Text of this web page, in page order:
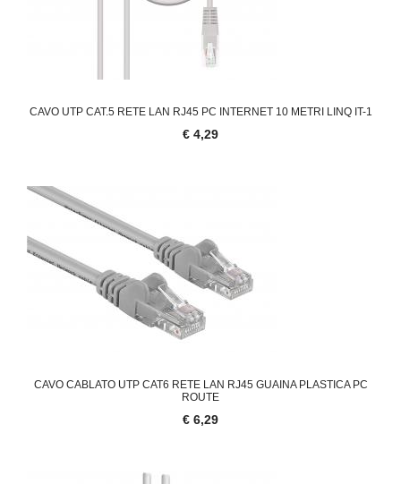
CAVO UTP CAT.5 RETE LAN RJ45 PC INTERNET 10 METRI LINQ IT-1
€ 4,29
CAVO CABLATO UTP CAT6 RETE LAN RJ45 GUAINA PLASTICA PC
ROUTE
€ 6,29